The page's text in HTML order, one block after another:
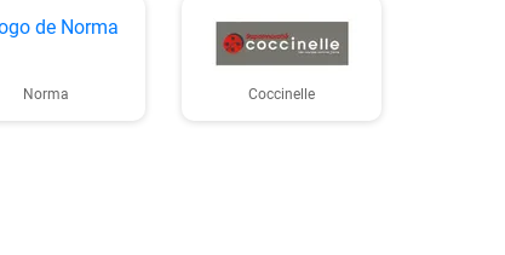
Norma Coccinelle